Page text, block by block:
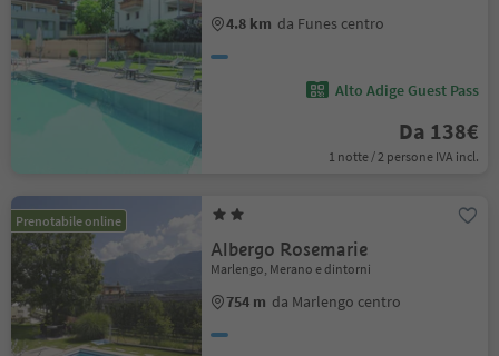
4.8 km da Funes centro
Alto Adige Guest Pass
Da 138€
1 notte / 2 persone IVA incl.
Prenotabile online
Albergo Rosemarie
Marlengo, Merano e dintorni
754 m da Marlengo centro